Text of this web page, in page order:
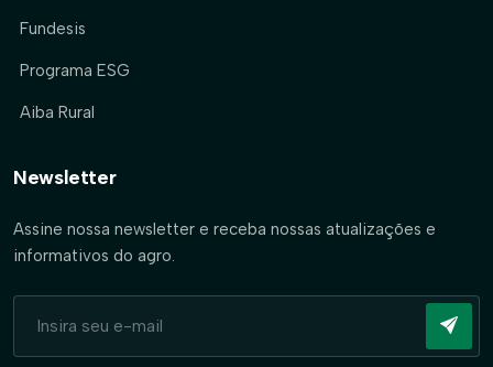
Fundesis
Programa ESG
Aiba Rural
Newsletter
Assine nossa newsletter e receba nossas atualizações e
informativos do agro.